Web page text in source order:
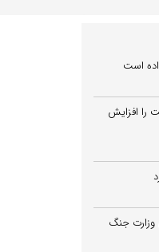
است
افزایش
وزارت جنگ